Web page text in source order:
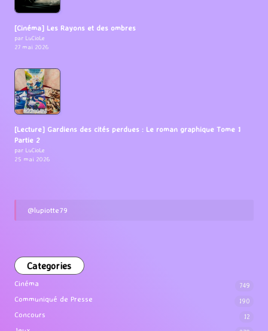
[Cinéma] Les Rayons et des ombres
par LuCioLe
27 mai 2026
[Lecture] Gardiens des cités perdues : Le roman graphique Tome 1
Partie 2
par LuCioLe
25 mai 2026
@lupiotte79
Categories
Cinéma 749
Communiqué de Presse 190
Concours 12